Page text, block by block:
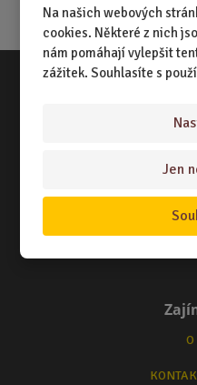
Na našich webových
cookies. Některé z nich
nám pomáhají vylepšit
zážitek. Souhlasíte s
Jen
Vše
TERMÍNY